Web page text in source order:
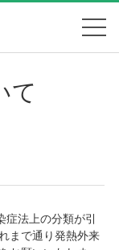
て
法上の分類が引
まで通り発熱外来